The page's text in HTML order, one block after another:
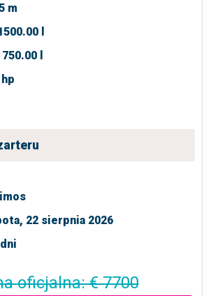
m
l
750.00 l
22 sierpnia 2026
oficjalna: € 7700